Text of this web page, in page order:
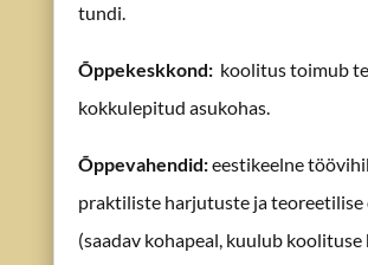
tundi.
Õppekeskkond: koolitus toimub
kokkulepitud asukohas.
Õppevahendid:eestikeelne
praktiliste harjutuste ja teoreetilise
(saadav kohapeal, kuulub koolituse